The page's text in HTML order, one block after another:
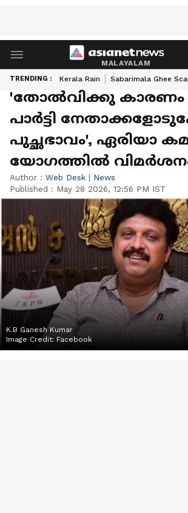
MALAYALAM
TRENDING : Kerala Rain Sabarimala Ghee
'തോൽവിക്കു കാരണം
പാർട്ടി
പുച്ഛഭാവം', ഏരിയാ
യോഗത്തിൽ
Author : Web Desk | News
Published : May 28 2026, 12:56 PM IST
K.B Ganesh Kumar
Image Credit: Facebook